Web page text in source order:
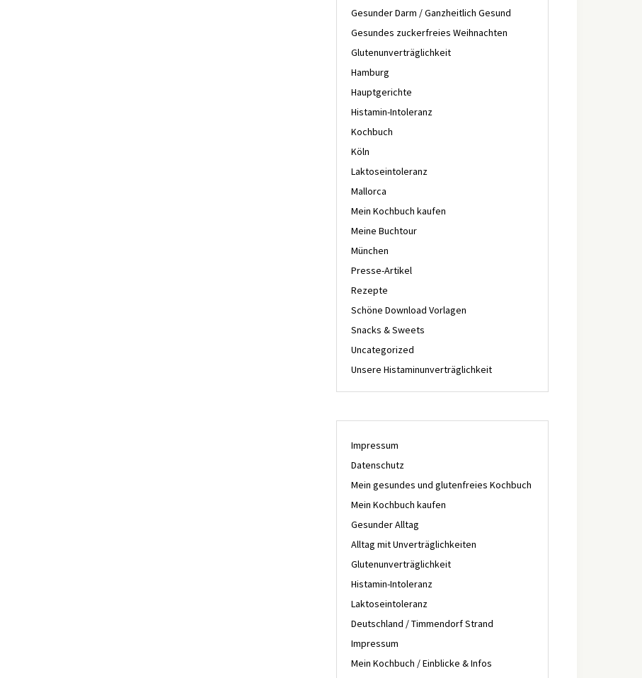
Gesunder Darm / Ganzheitlich Gesund
Gesundes zuckerfreies Weihnachten
Glutenunverträglichkeit
Hamburg
Hauptgerichte
Histamin-Intoleranz
Kochbuch
Köln
Laktoseintoleranz
Mallorca
Mein Kochbuch kaufen
Meine Buchtour
München
Presse-Artikel
Rezepte
Schöne Download Vorlagen
Snacks & Sweets
Uncategorized
Unsere Histaminunverträglichkeit
Impressum
Datenschutz
Mein gesundes und glutenfreies Kochbuch
Mein Kochbuch kaufen
Gesunder Alltag
Alltag mit Unverträglichkeiten
Glutenunverträglichkeit
Histamin-Intoleranz
Laktoseintoleranz
Deutschland / Timmendorf Strand
Impressum
Mein Kochbuch / Einblicke & Infos